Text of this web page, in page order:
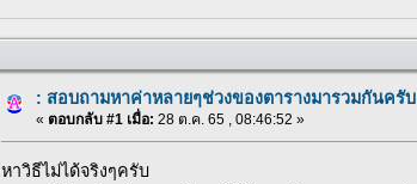
: สอบถามหาค่าหลายๆช่วงของตารางมารวมกันครับ
« ตอบกลับ #1 เมื่อ: 28 ต.ค. 65 , 08:46:52 »
หาวิธีไม่ได้จริงๆครับ